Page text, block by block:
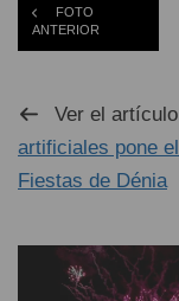
FOTO
ANTERIOR
Ver el
artificiales pone
Fiestas de Dénia